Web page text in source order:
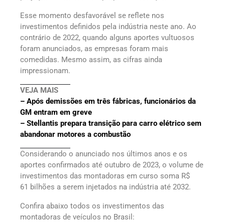
Esse momento desfavorável se reflete nos
investimentos definidos pela indústria neste ano. Ao
contrário de 2022, quando alguns aportes vultuosos
foram anunciados, as empresas foram mais
comedidas. Mesmo assim, as cifras ainda
impressionam.
VEJA MAIS
– Após demissões em três fábricas, funcionários da
GM entram em greve
– Stellantis prepara transição para carro elétrico sem
abandonar motores a combustão
Considerando o anunciado nos últimos anos e os
aportes confirmados até outubro de 2023, o volume de
investimentos das montadoras em curso soma R$
61 bilhões a serem injetados na indústria até 2032.
Confira abaixo todos os investimentos das
montadoras de veículos no Brasil: